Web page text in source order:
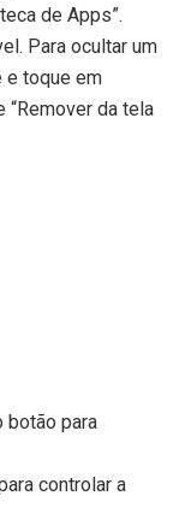
de Apps”.
Para ocultar um
e toque em
“Remover da tela
botão para
controlar a